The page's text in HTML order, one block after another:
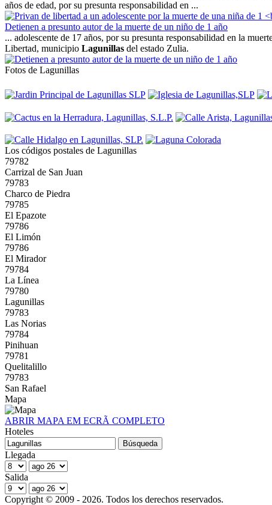
años de edad, por su presunta responsabilidad en ...
Detienen a presunto autor de la muerte de un niño de 1 año
... adolescente de 17 años, por su presunta responsabilidad en la
Libertad, municipio Lagunillas del estado Zulia.
Fotos de Lagunillas
Los códigos postales de Lagunillas
79782
Carrizal de San Juan
79783
Charco de Piedra
79785
El Epazote
79786
El Limón
79786
El Mirador
79784
La Línea
79780
Lagunillas
79783
Las Norias
79784
Pinihuan
79781
Quelitalillo
79783
San Rafael
Mapa
ABRIR MAPA EM ECRÃ COMPLETO
Hoteles
Llegada
Salida
Copyright © 2009 - 2026. Todos los derechos reservados.